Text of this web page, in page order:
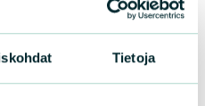
Tietoja